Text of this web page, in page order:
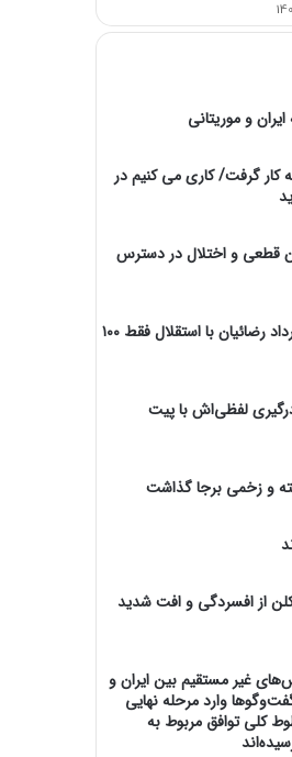
و موریتانی
به کار گرفت/ کاری می کنیم در
قطعی و اختلال در دسترس
عجیب اما واقعی: رقم فسخ قرارداد رضائیان با استقلال فقط ۱۰۰
درگیری لفظی‌اش با پیت
و زخمی برجا گذاشت
از افسردگی و افت شدید
غیر مستقیم بین ایران و
وارد مرحله نهایی
کلی توافق مربوط به